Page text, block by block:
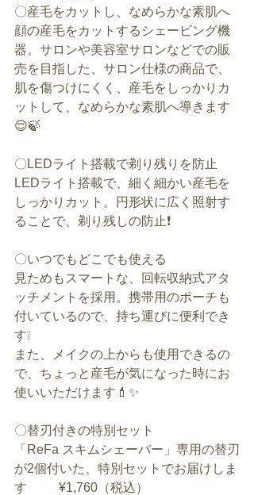
〇産毛をカットし、なめらかな素肌へ
顔の産毛をカットするシェービング機
器。サロンや美容室サロンなどでの販
売を目指した、サロン仕様の商品で、
肌を傷つけにくく、産毛をしっかりカ
ットして、なめらかな素肌へ導きます
😌🍃
〇LEDライト搭載で剃り残りを防止
LEDライト搭載で、細く細かい産毛を
しっかりカット。円形状に広く照射す
ることで、剃り残しの防止❗️
〇いつでもどこでも使える
見ためもスマートな、回転収納式アタ
ッチメントを採用。携帯用のポーチも
付いているので、持ち運びに便利でき
す❕
また、メイクの上からも使用できるの
で、ちょっと産毛が気になった時にお
使いいただけます💄✨
〇替刃付きの特別セット
「ReFa スキムシェーバー」専用の替刃
が2個付いた、特別セットでお届けしま
す          ¥1,760（税込）